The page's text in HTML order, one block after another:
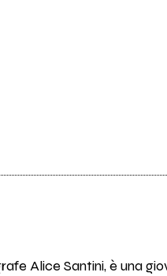
Alice Santini, è una